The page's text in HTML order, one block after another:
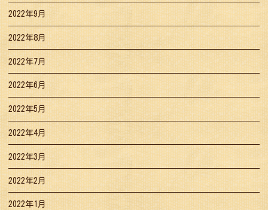
2022年9月
2022年8月
2022年7月
2022年6月
2022年5月
2022年4月
2022年3月
2022年2月
2022年1月